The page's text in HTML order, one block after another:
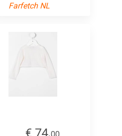
Farfetch NL
€ 74.